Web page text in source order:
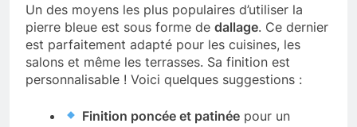
Un des moyens les plus populaires d’utiliser la
pierre bleue est sous forme de dallage. Ce dernier
est parfaitement adapté pour les cuisines, les
salons et même les terrasses. Sa finition est
personnalisable ! Voici quelques suggestions :
Finition poncée et patinée pour un